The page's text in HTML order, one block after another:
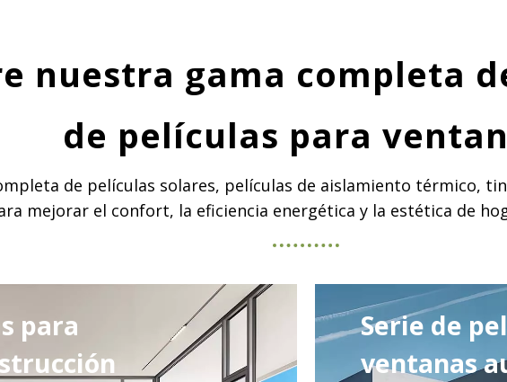
nuestra gama completa
de películas para
de películas solares, películas de aislamiento térmico,
mejorar el confort, la eficiencia energética y la estética de
para
Serie de
ventanas